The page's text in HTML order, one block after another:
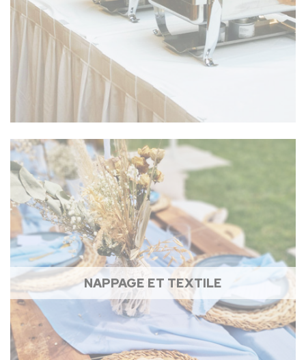
NAPPAGE ET TEXTILE